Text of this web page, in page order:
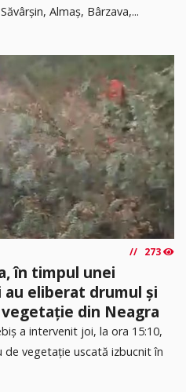
Almaș, Bârzava,...
273
în timpul unei
eliberat drumul și
din Neagra
a intervenit joi, la ora 15:10,
vegetație uscată izbucnit în